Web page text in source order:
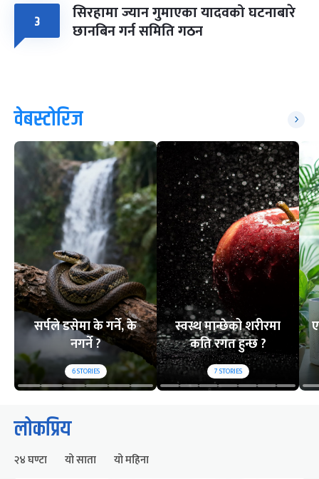
३ सिरहामा ज्यान गुमाएका यादवको घटनाबारे
छानबिन गर्न समिति गठन
वेबस्टोरिज
सर्पले डसेमा के गर्ने, के
नगर्ने ?
6STORIES
स्वस्थ मान्छेको शरीरमा
कति रगत हुन्छ ?
7STORIES
लोकप्रिय
२४ घण्टा यो साता यो महिना